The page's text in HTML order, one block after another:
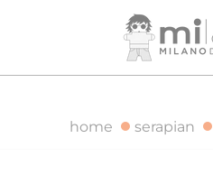
GRATUITA PER ORDINI
home serapian